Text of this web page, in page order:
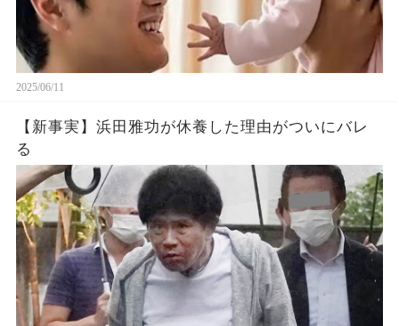
2025/06/11
【新事実】浜田雅功が休養した理由がついにバレ
る